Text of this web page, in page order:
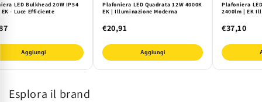
LED Bulkhead 20W IP54
EK - Luce Efficiente
Aggiungi
Plafoniera LED Quadrata 12W 4000K
EK | Illuminazione Moderna
€20,91
Aggiungi
Plafoniera
2400lm | EK
€37,10
Esplora il brand